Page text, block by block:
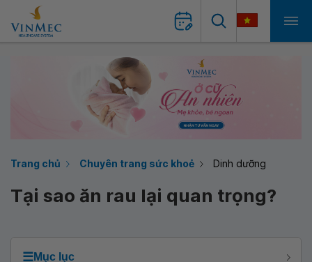
Trang chủ Chuyên trang sức khoẻ Dinh dưỡng
Tại sao ăn rau lại quan trọng?
☰Mục lục